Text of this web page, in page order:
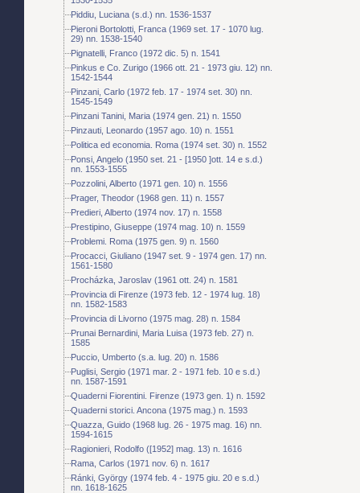
Piddiu, Luciana (s.d.) nn. 1536-1537
Pieroni Bortolotti, Franca (1969 set. 17 - 1070 lug.
29) nn. 1538-1540
Pignatelli, Franco (1972 dic. 5) n. 1541
Pinkus e Co. Zurigo (1966 ott. 21 - 1973 giu. 12) nn.
1542-1544
Pinzani, Carlo (1972 feb. 17 - 1974 set. 30) nn.
1545-1549
Pinzani Tanini, Maria (1974 gen. 21) n. 1550
Pinzauti, Leonardo (1957 ago. 10) n. 1551
Politica ed economia. Roma (1974 set. 30) n. 1552
Ponsi, Angelo (1950 set. 21 - [1950 ]ott. 14 e s.d.)
nn. 1553-1555
Pozzolini, Alberto (1971 gen. 10) n. 1556
Prager, Theodor (1968 gen. 11) n. 1557
Predieri, Alberto (1974 nov. 17) n. 1558
Prestipino, Giuseppe (1974 mag. 10) n. 1559
Problemi. Roma (1975 gen. 9) n. 1560
Procacci, Giuliano (1947 set. 9 - 1974 gen. 17) nn.
1561-1580
Procházka, Jaroslav (1961 ott. 24) n. 1581
Provincia di Firenze (1973 feb. 12 - 1974 lug. 18)
nn. 1582-1583
Provincia di Livorno (1975 mag. 28) n. 1584
Prunai Bernardini, Maria Luisa (1973 feb. 27) n.
1585
Puccio, Umberto (s.a. lug. 20) n. 1586
Puglisi, Sergio (1971 mar. 2 - 1971 feb. 10 e s.d.)
nn. 1587-1591
Quaderni Fiorentini. Firenze (1973 gen. 1) n. 1592
Quaderni storici. Ancona (1975 mag.) n. 1593
Quazza, Guido (1968 lug. 26 - 1975 mag. 16) nn.
1594-1615
Ragionieri, Rodolfo ([1952] mag. 13) n. 1616
Rama, Carlos (1971 nov. 6) n. 1617
Ránki, György (1974 feb. 4 - 1975 giu. 20 e s.d.)
nn. 1618-1625